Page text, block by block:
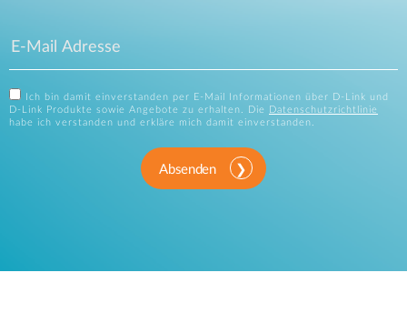
Ich bin damit einverstanden per E-Mail Informationen über D-Link und
D-Link Produkte sowie Angebote zu erhalten. Die
Datenschutzrichtlinie
habe ich verstanden und erkläre mich damit einverstanden.
Absenden